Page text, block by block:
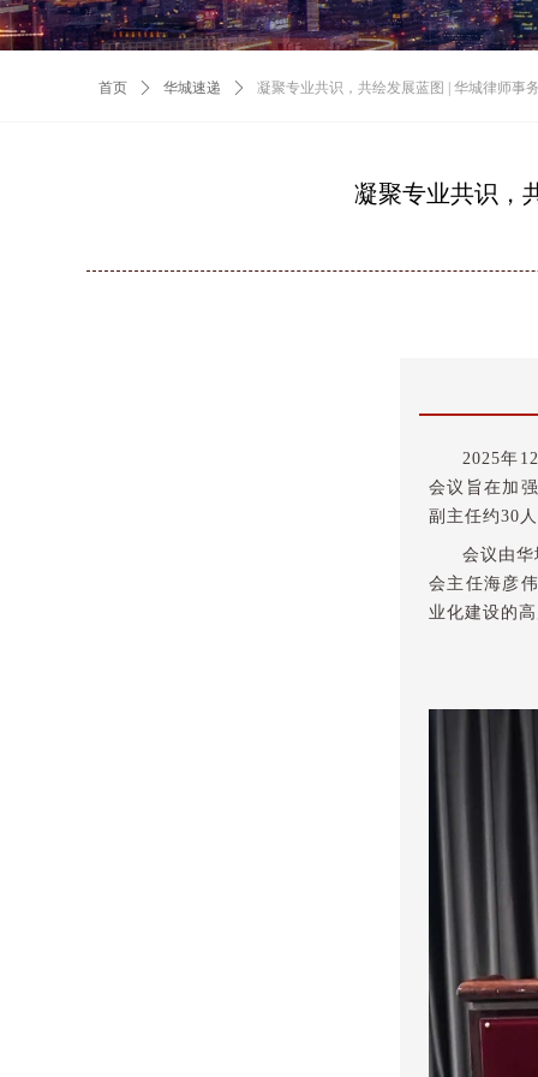
凝聚专业共识，
2025年
会议旨在加
副主任约30
会议由
会主任海彦
业化建设的
首页 ꄲ 华城速递 ꄲ 凝聚专业共识，共绘发展蓝图 | 华城律师事